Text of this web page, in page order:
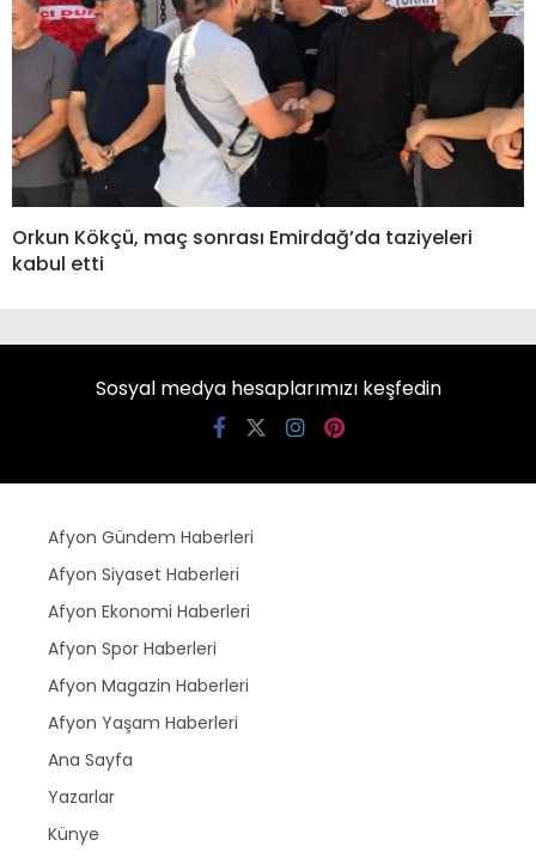
Orkun Kökçü, maç sonrası Emirdağ’da taziyeleri
kabul etti
Sosyal medya hesaplarımızı keşfedin
Afyon Gündem Haberleri
Afyon Siyaset Haberleri
Afyon Ekonomi Haberleri
Afyon Spor Haberleri
Afyon Magazin Haberleri
Afyon Yaşam Haberleri
Ana Sayfa
Yazarlar
Künye